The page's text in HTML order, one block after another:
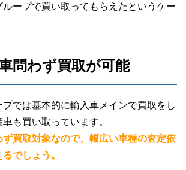
ループで買い取ってもらえたというケー
問わず買取が可能
では基本的に輸入車メインで買取をし
も買い取っています。
ず買取対象なので、幅広い車種の査定依
でしょう。